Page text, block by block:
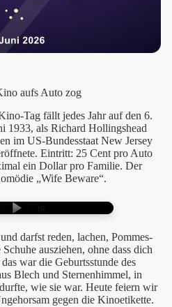
aufs Auto zog
Tag fällt jedes Jahr auf den 6.
1933, als Richard Hollingshead
im US-Bundesstaat New Jersey
Eintritt: 25 Cent pro Auto
ein Dollar pro Familie. Der
„Wife Beware“.
darfst reden, lachen, Pommes-
ausziehen, ohne dass dich
war die Geburtsstunde des
Blech und Sternenhimmel, in
wie sie war. Heute feiern wir
gegen die Kinoetikette.